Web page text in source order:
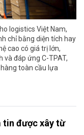
logistics Việt Nam,
chỉ bằng diện tích hay
cao có giá trị lớn,
và đáp ứng C-TPAT,
toàn cầu lựa
tin được xây từ